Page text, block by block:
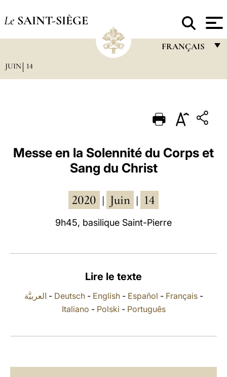
Le SAINT-SIÈGE
FRANÇAIS
PORTUGUÊS
ESPAÑOL
中文
JUIN 14
Messe en la Solennité du Corps et
Sang du Christ
2020 Juin 14
9h45, basilique Saint-Pierre
Lire le texte
العربيَّة - Deutsch- English- Español - Français-
Italiano - Polski - Português